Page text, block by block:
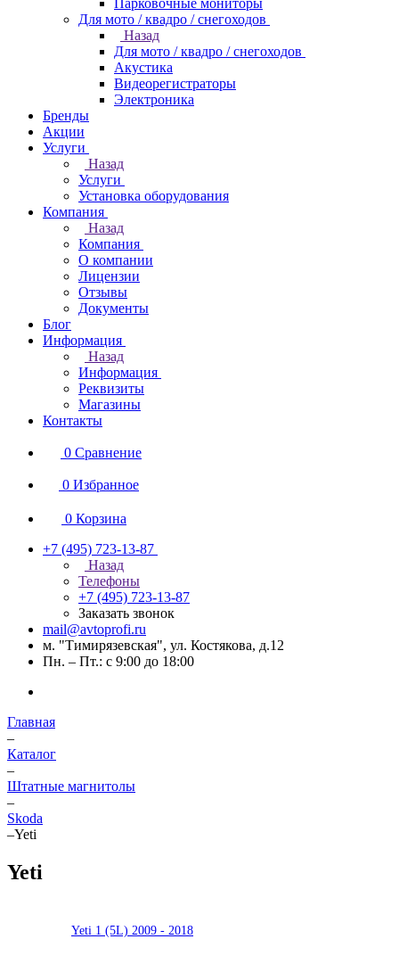
Парковочные мониторы
Для мото / квадро / снегоходов
Назад
Для мото / квадро / снегоходов
Акустика
Видеорегистраторы
Электроника
Бренды
Акции
Услуги
Назад
Услуги
Установка оборудования
Компания
Назад
Компания
О компании
Лицензии
Отзывы
Документы
Блог
Информация
Назад
Информация
Реквизиты
Магазины
Контакты
0 Сравнение
0 Избранное
0 Корзина
+7 (495) 723-13-87
Назад
Телефоны
+7 (495) 723-13-87
Заказать звонок
mail@avtoprofi.ru
м. "Тимирязевская", ул. Костякова, д.12
Пн. – Пт.: с 9:00 до 18:00
Главная
–
Каталог
–
Штатные магнитолы
–
Skoda
–Yeti
Yeti
Yeti 1 (5L) 2009 - 2018